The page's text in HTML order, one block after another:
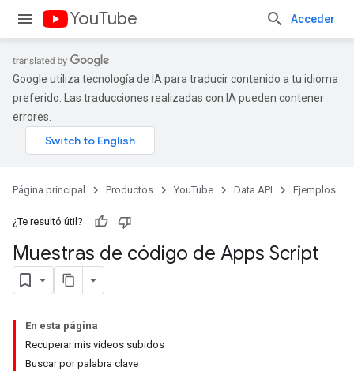
YouTube Acceder
Google utiliza tecnología de IA para traducir contenido a tu idioma
preferido. Las traducciones realizadas con IA pueden contener
errores.
Página principal Productos YouTube Data API Ejemplos
¿Te resultó útil?
Muestras de código de Apps Script
En esta página
Recuperar mis videos subidos
Buscar por palabra clave